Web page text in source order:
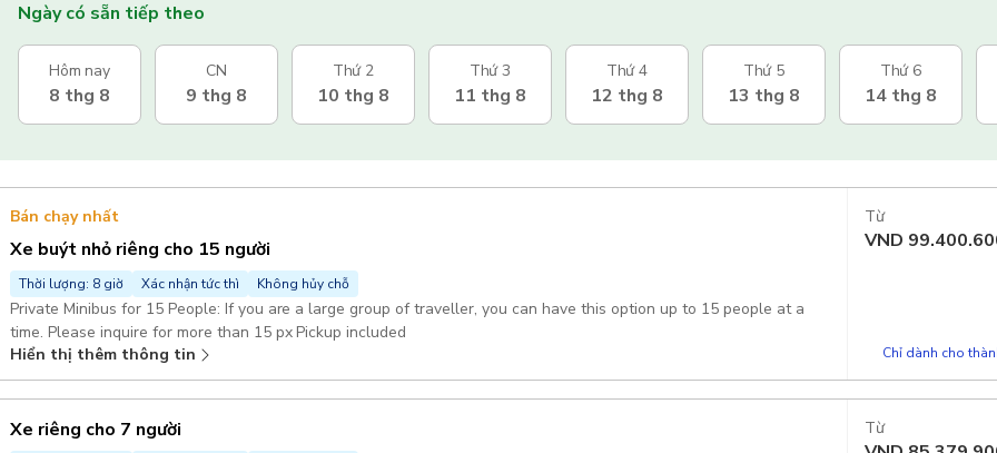
Ngày có sẵn tiếp theo
Hôm nay
8 thg 8
CN
9 thg 8
Thứ 2
10 thg 8
Thứ 3
11 thg 8
Thứ 4
12 thg 8
Thứ 5
13 thg 8
Thứ 6
14 thg 8
Bán chạy nhất
Xe buýt nhỏ riêng cho 15 người
Thời lượng: 8 giờ Xác nhận tức thì Không hủy chỗ
Private Minibus for 15 People: If you are a large group of traveller, you can have this option up to 15 people at a
time. Please inquire for more than 15 px Pickup included
Hiển thị thêm thông tin
Từ
VND
Chỉ dành cho
Xe riêng cho 7 người Từ